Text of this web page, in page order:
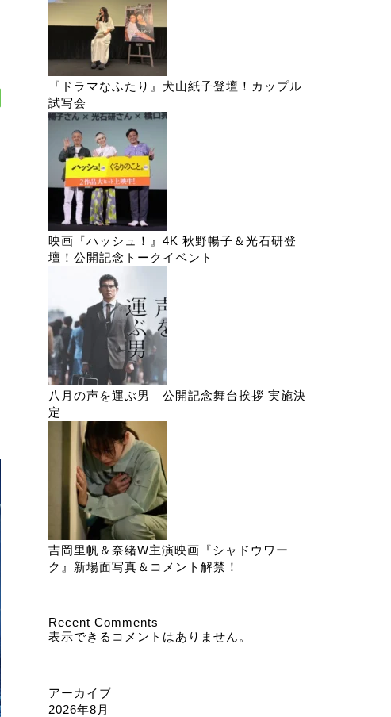
『ドラマなふたり』犬山紙子登壇！カップル
試写会
映画『ハッシュ！』4K 秋野暢子＆光石研登
壇！公開記念トークイベント
八月の声を運ぶ男 公開記念舞台挨拶 実施決
定
吉岡里帆＆奈緒W主演映画『シャドウワー
ク』新場面写真＆コメント解禁！
Recent Comments
表示できるコメントはありません。
アーカイブ
2026年8月